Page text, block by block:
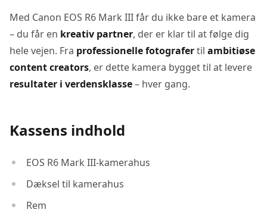
Med Canon EOS R6 Mark III får du ikke bare et kamera
– du får en kreativ partner, der er klar til at følge dig
hele vejen. Fra professionelle fotografertil ambitiøse
content creators, er dette kamera bygget til at levere
resultater i verdensklasse– hver gang.
Kassens indhold
EOS R6 Mark III-kamerahus
Dæksel til kamerahus
Rem